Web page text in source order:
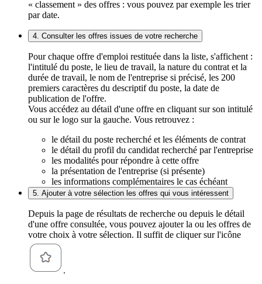
« classement » des offres : vous pouvez par exemple les trier
par date.
4. Consulter les offres issues de votre recherche
Pour chaque offre d'emploi restituée dans la liste, s'affichent :
l'intitulé du poste, le lieu de travail, la nature du contrat et la
durée de travail, le nom de l'entreprise si précisé, les 200
premiers caractères du descriptif du poste, la date de
publication de l'offre.
Vous accédez au détail d'une offre en cliquant sur son intitulé
ou sur le logo sur la gauche. Vous retrouvez :
le détail du poste recherché et les éléments de contrat
le détail du profil du candidat recherché par l'entreprise
les modalités pour répondre à cette offre
la présentation de l'entreprise (si présente)
les informations complémentaires le cas échéant
5. Ajouter à votre sélection les offres qui vous intéressent
Depuis la page de résultats de recherche ou depuis le détail
d'une offre consultée, vous pouvez ajouter la ou les offres de
votre choix à votre sélection. Il suffit de cliquer sur l'icône
.